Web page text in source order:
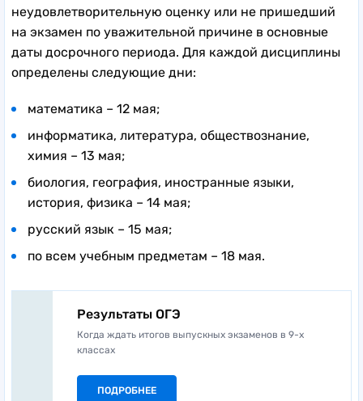
неудовлетворительную оценку или не пришедший
на экзамен по уважительной причине в основные
даты досрочного периода. Для каждой дисциплины
определены следующие дни:
математика – 12 мая;
информатика, литература, обществознание,
химия – 13 мая;
биология, география, иностранные языки,
история, физика – 14 мая;
русский язык – 15 мая;
по всем учебным предметам – 18 мая.
Результаты ОГЭ
Когда ждать итогов выпускных экзаменов в 9-х
классах
ПОДРОБНЕЕ